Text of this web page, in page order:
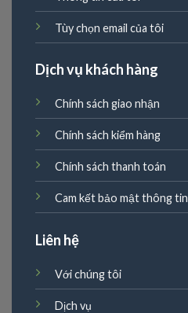
Tùy chọn email của tôi
Dịch vụ khách hàng
Chính sách giao nhận
Chính sách kiểm hàng
Chính sách thanh toán
Cam kết bảo mật thông tin
Liên hệ
Với chúng tôi
Dịch vụ